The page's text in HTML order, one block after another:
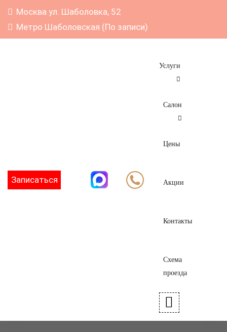
Москва ул. Шаболовка, 52
Метро Шаболовская (По записи)
Записаться
Услуги
Салон
Цены
Акции
Контакты
Схема
проезда